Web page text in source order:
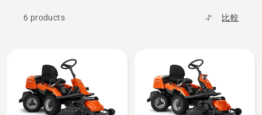
6 products 比較
products